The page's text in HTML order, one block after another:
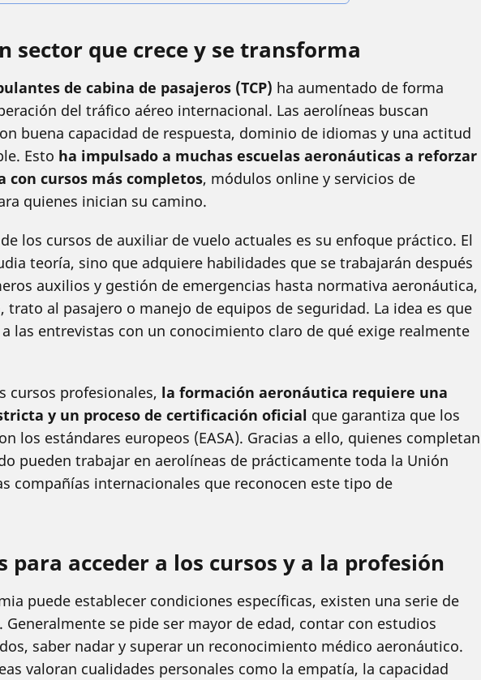
sector que crece y se transforma
de cabina de pasajeros (TCP) ha aumentado de forma
del tráfico aéreo internacional. Las aerolíneas buscan
buena capacidad de respuesta, dominio de idiomas y una actitud
Esto ha impulsado a muchas escuelas aeronáuticas a reforzar
cursos más completos, módulos online y servicios de
quienes inician su camino.
los cursos de auxiliar de vuelo actuales es su enfoque práctico. El
teoría, sino que adquiere habilidades que se trabajarán después
auxilios y gestión de emergencias hasta normativa aeronáutica,
trato al pasajero o manejo de equipos de seguridad. La idea es que
las entrevistas con un conocimiento claro de qué exige realmente
cursos profesionales, la formación aeronáutica requiere una
y un proceso de certificación oficial que garantiza que los
los estándares europeos (EASA). Gracias a ello, quienes completan
pueden trabajar en aerolíneas de prácticamente toda la Unión
compañías internacionales que reconocen este tipo de
para acceder a los cursos y a la profesión
puede establecer condiciones específicas, existen una serie de
se pide ser mayor de edad, contar con estudios
saber nadar y superar un reconocimiento médico aeronáutico.
valoran cualidades personales como la empatía, la capacidad